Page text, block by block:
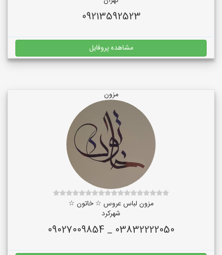
09213592523
مشاهده پروفایل
مزون
مزون لباس عروس ☆ خاتون ☆
شهرکرد
03832222050 _ 09027009854